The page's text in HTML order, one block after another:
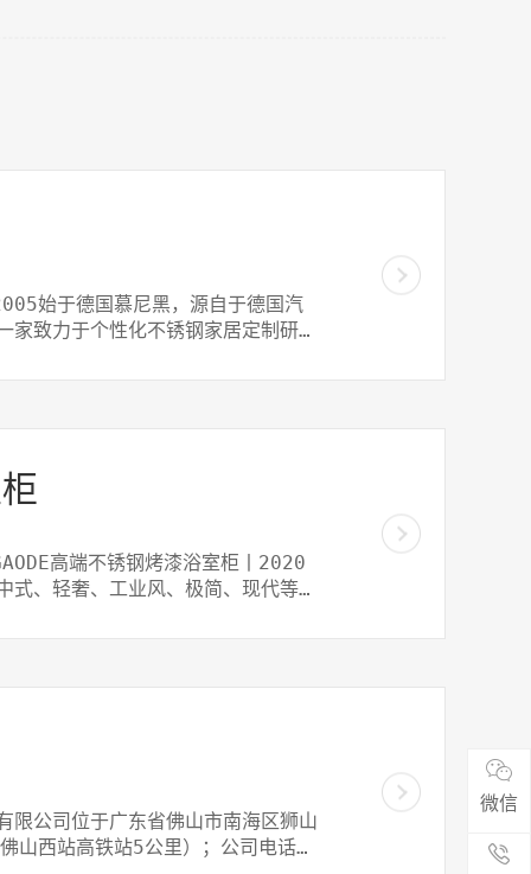
始于德国慕尼黑，源自于德国汽
家致力于个性化不锈钢家居定制研
高端不锈钢烤漆浴室柜丨2020
式、轻奢、工业风、极简、现代等系
绿色家居的选择！
限公司位于广东省佛山市南海区狮山
山西站高铁站5公里）；公司电话：
微信